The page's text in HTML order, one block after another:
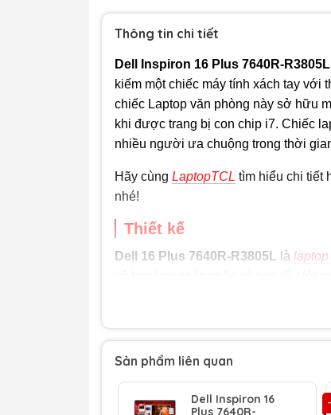
Thông tin chi tiết
Dell Inspiron 16 Plus 7640R-R3805L
kiếm một chiếc máy tính xách tay với
chiếc Laptop văn phòng này sở hữu
khi được trang bị con chip i7. Chiếc
nhiều người ưa chuộng trong thời
Hãy cùng LaptopTCL tìm hiểu chi tiết
nhé!
Thiết kế
Dell 16 Plus 7640R-R3805L là
vỏ kim loại chắc chắn và tinh tế. Với
gây ấn tượng mạnh về mặt thẩm mỹ
Hiệu năng vượt trội
Dell Inspiron 16 Plusđược trang bị
Sản phẩm liên quan
Dell Inspiron 16
Plus 7640R-